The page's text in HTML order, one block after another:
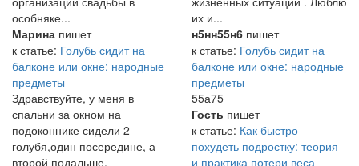
особняке...
их и...
Марина пишет
к статье: Голубь сидит на
балконе или окне: народные
предметы
Здравствуйте, у меня в
спальни за окном на
подоконнике сидели 2
голубя,один посередине, а
второй подальше,
н5нн55н6 пишет
к статье: Голубь сидит на
балконе или окне: народные
предметы
55а75
Гость пишет
к статье: Как быстро
похудеть подростку: теория
и практика потери веса